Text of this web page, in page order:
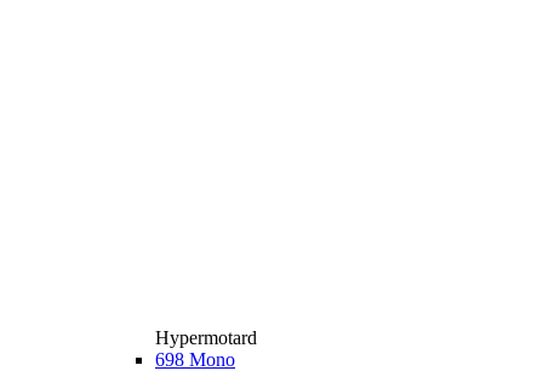
Hypermotard
698 Mono